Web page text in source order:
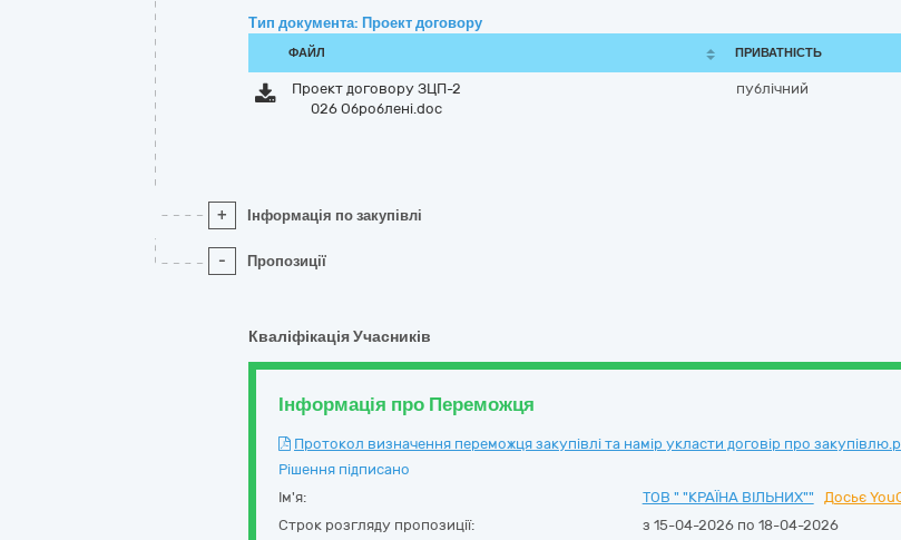
Тип документа: Проект договору
ФАЙЛ ПРИВАТНІСТЬ
Проект договору ЗЦП-2
026 Оброблені.doc
публічний
+ Інформація по закупівлі
- Пропозиції
Кваліфікація Учасників
Інформація про Переможця
Протокол визначення переможця закупівлі та намір укласти договір про
Рішення підписано
Ім'я:
ТОВ " "КРАЇНА ВІЛЬНИХ""
Досьє
Строк розгляду пропозиції:
з 15-04-2026 по 18-04-2026